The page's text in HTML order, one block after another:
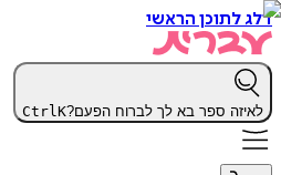
דלג לתוכן הראשי
לאיזה ספר בא לך לברוח הפעם? CtrlK